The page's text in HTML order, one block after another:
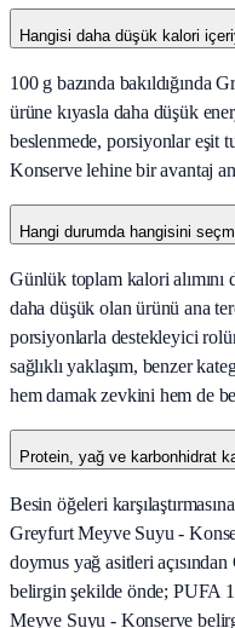
Hangisi daha düşük kalori
100 g bazında
ürüne kıyasla daha düşük
beslenmede, porsiyonlar eşit
Konserve lehine bir avantaj
Hangi durumda hangisini
Günlük toplam kalori alımını
daha düşük olan ürünü ana
porsiyonlarla destekleyici
sağlıklı yaklaşım, benzer
hem damak zevkini hem de
Protein, yağ ve karbonhidrat
Besin öğeleri
Greyfurt Meyve Suyu -
doymus yağ asitleri
belirgin şekilde önde; PUFA
Meyve Suyu - Konserve